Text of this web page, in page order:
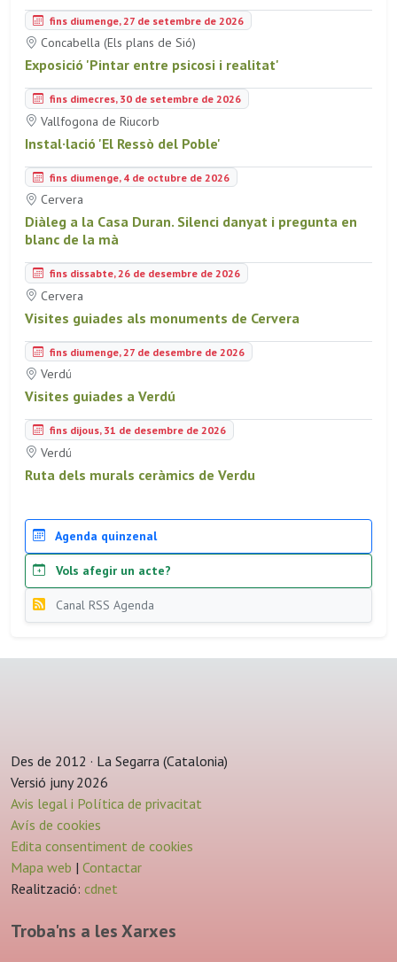
fins diumenge, 27 de setembre de 2026
Concabella (Els plans de Sió)
Exposició 'Pintar entre psicosi i realitat'
fins dimecres, 30 de setembre de 2026
Vallfogona de Riucorb
Instal·lació 'El Ressò del Poble'
fins diumenge, 4 de octubre de 2026
Cervera
Diàleg a la Casa Duran. Silenci danyat i pregunta en
blanc de la mà
fins dissabte, 26 de desembre de 2026
Cervera
Visites guiades als monuments de Cervera
fins diumenge, 27 de desembre de 2026
Verdú
Visites guiades a Verdú
fins dijous, 31 de desembre de 2026
Verdú
Ruta dels murals ceràmics de Verdu
Agenda quinzenal
Vols afegir un acte?
Canal RSS Agenda
Des de 2012 · La Segarra (Catalonia)
Versió juny 2026
Avis legal i Política de privacitat
Avís de cookies
Edita consentiment de cookies
Mapa web | Contactar
Realització: cdnet
Troba'ns a les Xarxes